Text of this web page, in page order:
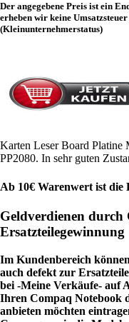
Der angegebene Preis ist ein
erheben wir keine
(Kleinunternehmerstatus)
Karten Leser Board
PP2080. In sehr guten
Ab 10€ Warenwert ist die
Geldverdienen durch
Ersatzteilegewinnung
Im Kundenbereich
auch defekt zur
bei -Meine Verkäufe- auf
Ihren Compaq Notebook
anbieten möchten